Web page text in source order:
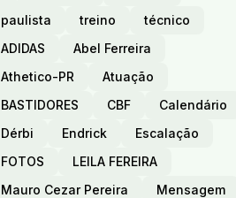
paulista
treino
técnico
ADIDAS
Abel Ferreira
Athetico-PR
Atuação
BASTIDORES
CBF
Calendário
Dérbi
Endrick
Escalação
FOTOS
LEILA FEREIRA
Mauro Cezar Pereira
Mensagem